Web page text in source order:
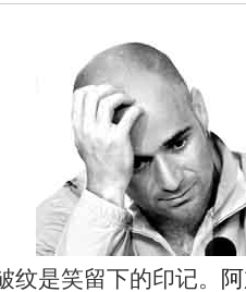
是笑留下的印记。